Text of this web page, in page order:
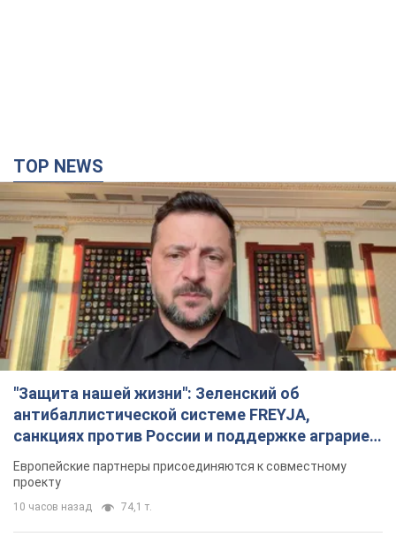
"Защита нашей жизни": Зеленский об
антибаллистической системе FREYJA,
санкциях против России и поддержке аграриев.
Видео
Европейские партнеры присоединяются к совместному
проекту
10 часов назад 74,1 т.
С 1 сентября украинским учителям повысят
зарплаты: Корецкий раскрыл подробности
правительство объявило об увеличении студенческих
стипендий
6 часов назад 4,1 т.
«Нам они тоже нужны»: Трамп ответил на
просьбу Зеленского о передаче Украине ракет
для Patriot